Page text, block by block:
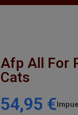
Afp All For
Cats
54,95 €